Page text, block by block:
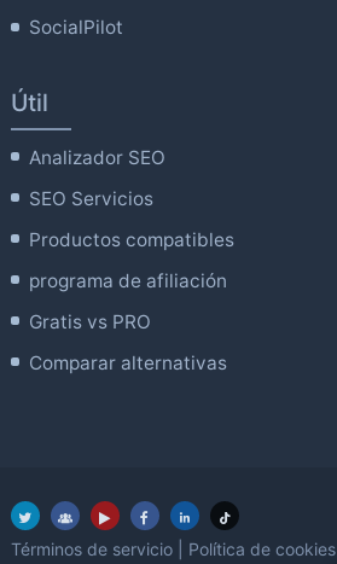
SocialPilot
Útil
Analizador SEO
SEO Servicios
Productos compatibles
programa de afiliación
Gratis vs PRO
Comparar alternativas
Términos de servicio Política de cookies